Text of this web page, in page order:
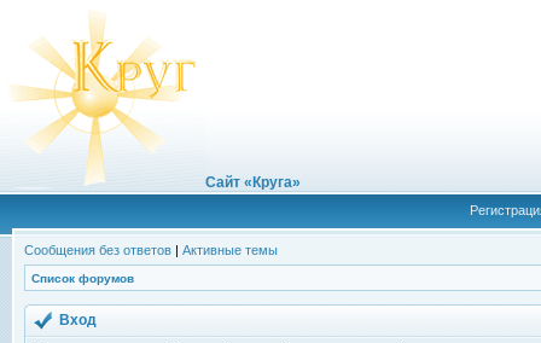
Сайт «Круга»
Сообщения без ответов | Активные темы
Список форумов
Вход